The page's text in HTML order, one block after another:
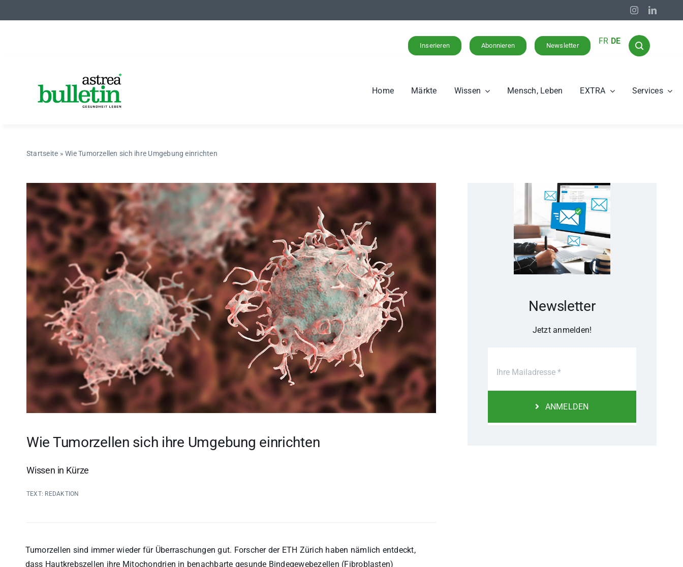
Inhalt
Inserieren Abonnieren Newsletter FR DE
Home Märkte Wissen Mensch, Leben EXTRA Services
Startseite »Wie Tumorzellen sich ihre Umgebung einrichten
Wie Tumorzellen sich ihre Umgebung einrichten
Wissen in Kürze
TEXT: REDAKTION
Tumorzellen sind immer wieder für Überraschungen gut. Forscher der ETH Zürich haben nämlich entdeckt,
dass Hautkrebszellen ihre Mitochondrien in benachbarte gesunde Bindegewebezellen (Fibroblasten)
Newsletter
Jetzt anmelden!
ANMELDEN